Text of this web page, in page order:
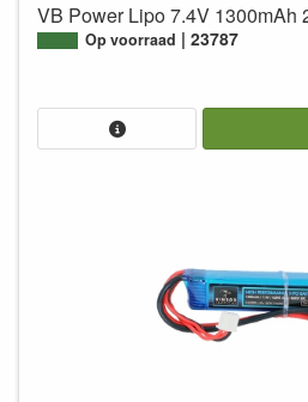
VB Power Lipo 7.4V 1300mAh
Op voorraad 23787